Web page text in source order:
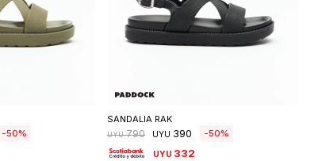
50
SANDALIA RAK
UYU 790 UYU 390 50
UYU 332